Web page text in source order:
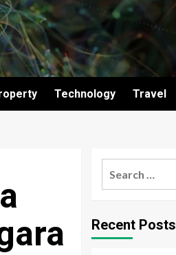
Technology Travel
Recent Posts